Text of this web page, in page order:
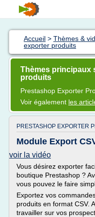
Accueil > Thèmes &
exporter produits
Thèmes principaux
produits
Prestashop Exporter
Voir également les
PRESTASHOP EXPORTER
Module Export
voir la vidéo
Vous désirez exporter
boutique Prestashop ?
vous pouvez le faire
Exportez vos
produits en format CSV.
travailler sur vos